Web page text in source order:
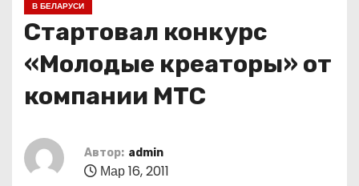
В БЕЛАРУСИ
Стартовал конкурс
«Молодые креаторы» от
компании МТС
Автор: admin
Мар 16, 2011